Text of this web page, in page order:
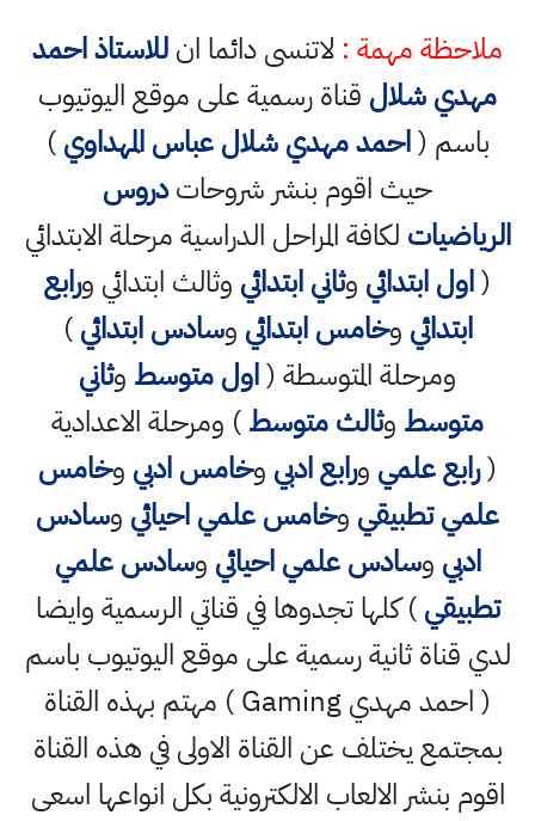
ملاحظة مهمة : لاتنسى دائما انللاستاذ احمد
مهدي شلال قناة رسمية على موقع اليوتيوب
باسم (احمد مهدي شلال عباس المهداوي)
حيث اقوم بنشر شروحاتدروس
الرياضيات لكافة المراحل الدراسية مرحلة الابتدائي
(اول ابتدائي وثاني ابتدائي وثالث ابتدائي ورابع
ابتدائي وخامس ابتدائي وسادس ابتدائي)
ومرحلة المتوسطة (اول متوسط وثاني
متوسط وثالث متوسط) ومرحلة الاعدادية
(رابع علمي ورابع ادبي وخامس ادبي وخامس
علمي تطبيقي وخامس علمي احيائي وسادس
ادبي وسادس علمي احيائي وسادس علمي
تطبيقي) كلها تجدوها في قناتي الرسمية وايضا
لدي قناة ثانية رسمية على موقع اليوتيوب باسم
( احمد مهدي Gaming ) مهتم بهذه القناة
بمجتمع يختلف عن القناة الاولى في هذه القناة
اقوم بنشر الالعاب الالكترونية بكل انواعها اسعى